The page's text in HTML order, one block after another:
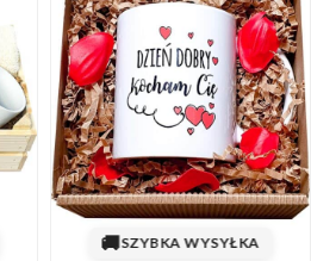
🚚SZYBKA WYSYŁKA